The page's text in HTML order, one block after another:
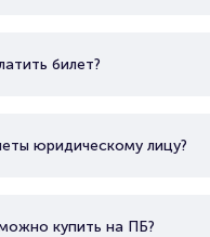
билет?
юридическому лицу?
купить на ПБ?